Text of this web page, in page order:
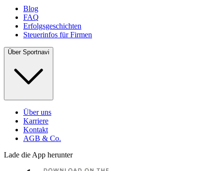
Blog
FAQ
Erfolgsgeschichten
Steuerinfos für Firmen
Über Sportnavi
Über uns
Karriere
Kontakt
AGB & Co.
Lade die App herunter